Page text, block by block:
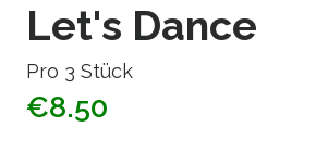
1
2
Let's Dance
Pro 3 Stück
€8.50